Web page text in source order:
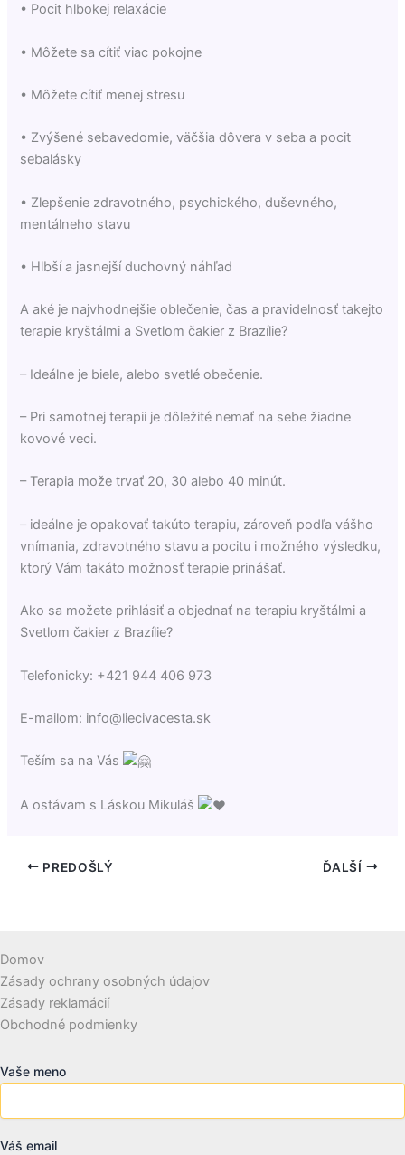
• Pocit hlbokej relaxácie
• Môžete sa cítiť viac pokojne
• Môžete cítiť menej stresu
• Zvýšené sebavedomie, väčšia dôvera v seba a pocit
sebalásky
• Zlepšenie zdravotného, psychického, duševného,
mentálneho stavu
• Hlbší a jasnejší duchovný náhľad
A aké je najvhodnejšie oblečenie, čas a pravidelnosť takejto
terapie kryštálmi a Svetlom čakier z Brazílie?
– Ideálne je biele, alebo svetlé obečenie.
– Pri samotnej terapii je dôležité nemať na sebe žiadne
kovové veci.
– Terapia može trvať 20, 30 alebo 40 minút.
– ideálne je opakovať takúto terapiu, zároveň podľa vášho
vnímania, zdravotného stavu a pocitu i možného výsledku,
ktorý Vám takáto možnosť terapie prinášať.
Ako sa možete prihlásiť a objednať na terapiu kryštálmi a
Svetlom čakier z Brazílie?
Telefonicky: +421 944 406 973
E-mailom: info@liecivacesta.sk
Teším sa na Vás
A ostávam s Láskou Mikuláš
PREDOŠLÝ ĎALŠÍ
Domov
Zásady ochrany osobných údajov
Zásady reklamácií
Obchodné podmienky
Vaše meno
Váš email